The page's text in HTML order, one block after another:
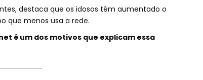
destaca que os idosos têm aumentado o
que menos usa a rede.
é um dos motivos que explicam essa